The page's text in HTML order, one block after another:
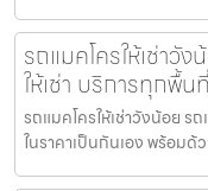
รถแมคโครให้เช่าวั
ให้เช่า บริการทุกพื้น
รถแมคโครให้เช่าวังน้อย ร
ในราคาเป็นกันเอง พร้อม